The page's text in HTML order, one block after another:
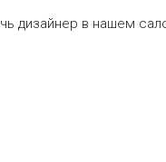
в нашем